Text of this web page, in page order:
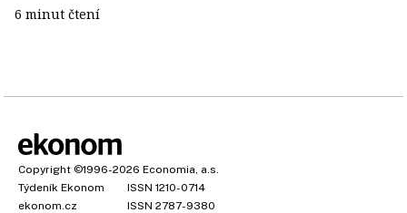
6 minut čtení
Copyright ©1996-2026 Economia, a.s.
Týdeník Ekonom
ISSN 1210-0714
ekonom.cz
ISSN 2787-9380